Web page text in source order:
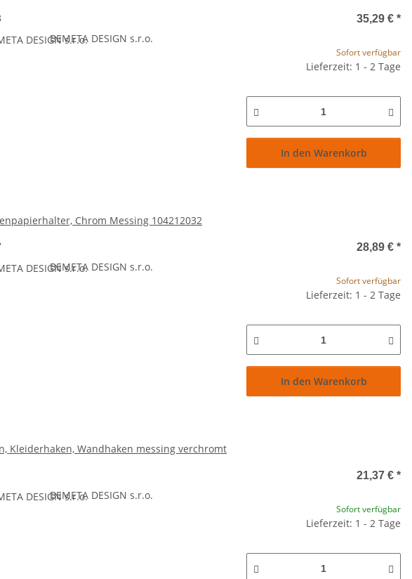
BEMETA DESIGN s.r.o.
35,29 € *
Sofort verfügbar
Lieferzeit: 1 - 2 Tage
In den Warenkorb
Chrom Messing 104212032
BEMETA DESIGN s.r.o.
28,89 € *
Sofort verfügbar
Lieferzeit: 1 - 2 Tage
In den Warenkorb
Kleiderhaken, Wandhaken messing verchromt
BEMETA DESIGN s.r.o.
21,37 € *
Sofort verfügbar
Lieferzeit: 1 - 2 Tage